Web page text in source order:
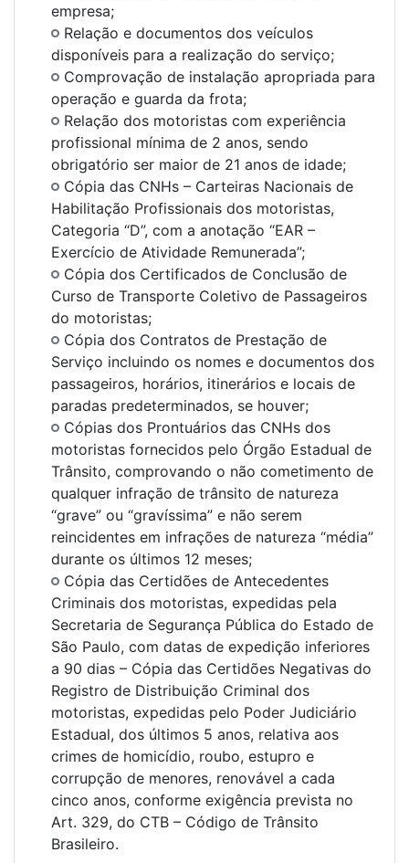
empresa;
Relação e documentos dos veículos
disponíveis para a realização do serviço;
Comprovação de instalação apropriada para
operação e guarda da frota;
Relação dos motoristas com experiência
profissional mínima de 2 anos, sendo
obrigatório ser maior de 21 anos de idade;
Cópia das CNHs – Carteiras Nacionais de
Habilitação Profissionais dos motoristas,
Categoria “D”, com a anotação “EAR –
Exercício de Atividade Remunerada”;
Cópia dos Certificados de Conclusão de
Curso de Transporte Coletivo de Passageiros
do motoristas;
Cópia dos Contratos de Prestação de
Serviço incluindo os nomes e documentos dos
passageiros, horários, itinerários e locais de
paradas predeterminados, se houver;
Cópias dos Prontuários das CNHs dos
motoristas fornecidos pelo Órgão Estadual de
Trânsito, comprovando o não cometimento de
qualquer infração de trânsito de natureza
“grave” ou “gravíssima” e não serem
reincidentes em infrações de natureza “média”
durante os últimos 12 meses;
Cópia das Certidões de Antecedentes
Criminais dos motoristas, expedidas pela
Secretaria de Segurança Pública do Estado de
São Paulo, com datas de expedição inferiores
a 90 dias – Cópia das Certidões Negativas do
Registro de Distribuição Criminal dos
motoristas, expedidas pelo Poder Judiciário
Estadual, dos últimos 5 anos, relativa aos
crimes de homicídio, roubo, estupro e
corrupção de menores, renovável a cada
cinco anos, conforme exigência prevista no
Art. 329, do CTB – Código de Trânsito
Brasileiro.